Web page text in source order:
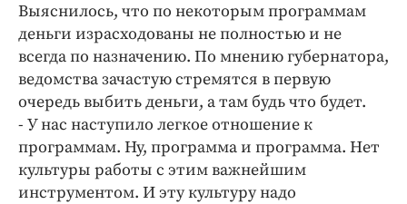
Бренд года
Работодатель года
Выяснилось, что по некоторым программам
деньги израсходованы не полностью и не
всегда по назначению. По мнению губернатора,
ведомства зачастую стремятся в первую
очередь выбить деньги, а там будь что будет.
- У нас наступило легкое отношение к
программам. Ну, программа и программа. Нет
культуры работы с этим важнейшим
инструментом. И эту культуру надо